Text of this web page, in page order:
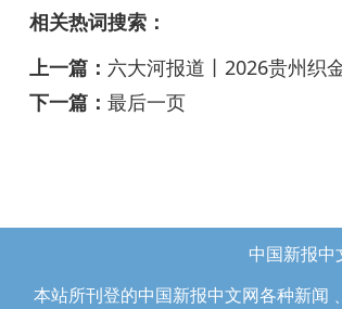
相关热词搜索：
上一篇： 六大河报道丨2026贵州织
下一篇： 最后一页
中国新报中
本站所刊登的中国新报中文网各种新闻